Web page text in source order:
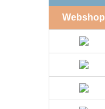
Webshop